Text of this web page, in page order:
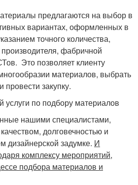
предлагаются на выбор в
вариантах, оформленных в
точного количества,
фабричной
Это позволяет клиенту
материалов, выбрать
закупку.
по подбору материалов
нашими специалистами,
долговечностью и
дизайнерской задумке. И
комплексу мероприятий,
подбора материалов и